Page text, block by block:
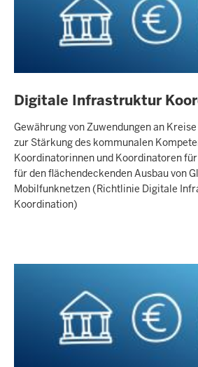
Digitale Infrastruktur
Gewährung von Zuwendungen an
zur Stärkung des kommunalen
Koordinatorinnen und Koordinatoren
für den flächendeckenden Ausbau von
Mobilfunknetzen (Richtlinie Digitale
Koordination)